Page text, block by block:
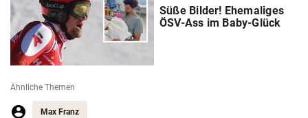
Süße Bilder! Ehemaliges
ÖSV-Ass im Baby-Glück
Ähnliche Themen
Max Franz